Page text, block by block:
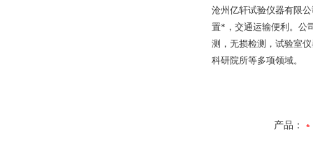
沧州亿轩试验仪器有限
置*，交通运输便利。公
测，无损检测，试验室
科研院所等多项领域。
产品：